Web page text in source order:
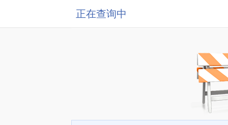
正在查询中